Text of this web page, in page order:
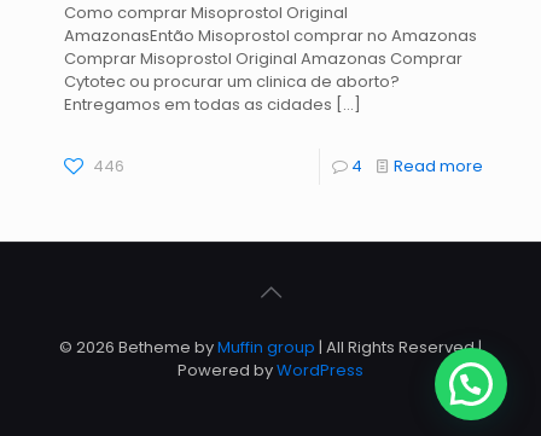
Como comprar Misoprostol Original
AmazonasEntão Misoprostol comprar no Amazonas
Comprar Misoprostol Original Amazonas Comprar
Cytotec ou procurar um clinica de aborto?
Entregamos em todas as cidades […]
446 4 Read more
© 2026 Betheme byMuffin group | All Rights Reserved |
Powered byWordPress